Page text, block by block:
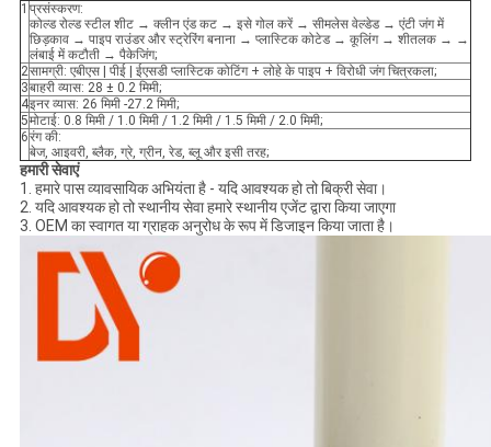
1 प्रसंस्करण:
कोल्ड रोल्ड स्टील शीट → क्लीन एंड कट → इसे गोल करें → सीमलेस वेल्डेड → एंटी जंग में
छिड़काव → पाइप राउंडर और स्ट्रेरिंग बनाना → प्लास्टिक कोटेड → कूलिंग → शीतलक → →
लंबाई में कटौती → पैकेजिंग;
2सामग्री: एबीएस | पीई | ईएसडी प्लास्टिक कोटिंग + लोहे के पाइप + विरोधी जंग चित्रकला;
3बाहरी व्यास: 28 ± 0.2 मिमी;
4इनर व्यास: 26 मिमी -27.2 मिमी;
5मोटाई: 0.8 मिमी / 1.0 मिमी / 1.2 मिमी / 1.5 मिमी / 2.0 मिमी;
6रंग की:
बेज, आइवरी, ब्लैक, ग्रे, ग्रीन, रेड, ब्लू और इसी तरह;
हमारी सेवाएं
1. हमारे पास व्यावसायिक अभियंता है - यदि आवश्यक हो तो बिक्री सेवा।
2. यदि आवश्यक हो तो स्थानीय सेवा हमारे स्थानीय एजेंट द्वारा किया जाएगा
3. OEM का स्वागत या ग्राहक अनुरोध के रूप में डिजाइन किया जाता है।